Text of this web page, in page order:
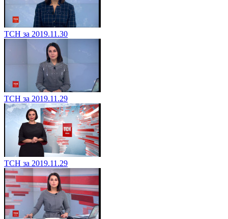
ТСН за 2019.11.30
ТСН за 2019.11.29
ТСН за 2019.11.29